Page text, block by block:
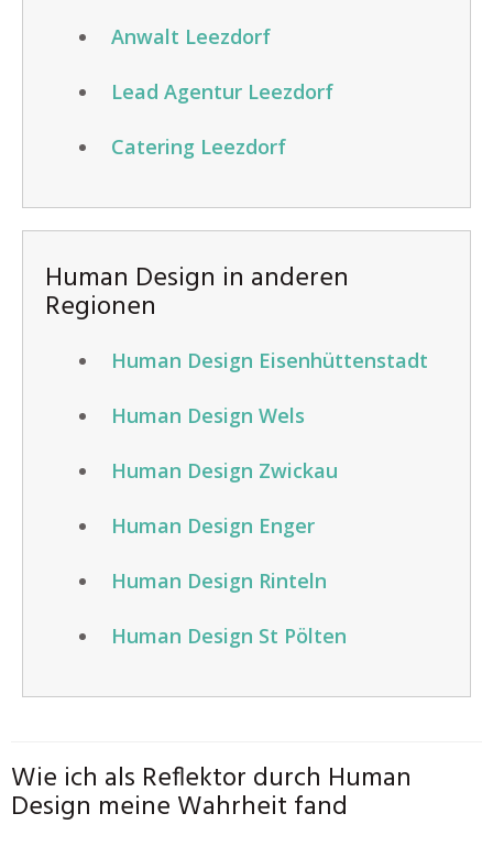
Anwalt Leezdorf
Lead Agentur Leezdorf
Catering Leezdorf
Human Design in anderen
Regionen
Human Design Eisenhüttenstadt
Human Design Wels
Human Design Zwickau
Human Design Enger
Human Design Rinteln
Human Design St Pölten
Wie ich als Reflektor durch Human
Design meine Wahrheit fand